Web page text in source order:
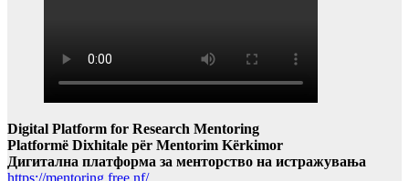
Digital Platform for Research Mentoring
Platformë Dixhitale për Mentorim Kërkimor
Дигитална платформа за менторство на истражувања